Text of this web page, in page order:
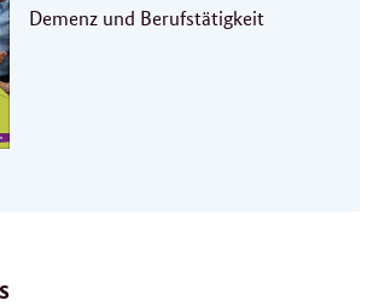
Demenz und Berufstätigkeit